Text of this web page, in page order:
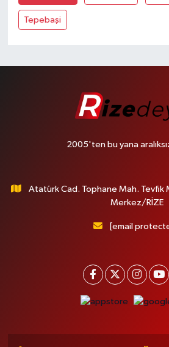
Tepebaşi
2005'ten bu yana
Atatürk Cad. Tophane Mah. Tevfik
Merkez/RİZE
[email